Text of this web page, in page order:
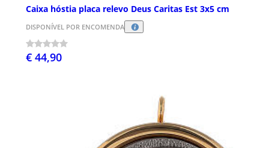
Caixa hóstia placa relevo Deus Caritas Est 3x5 cm
DISPONÍVEL POR ENCOMENDA
€ 44,90